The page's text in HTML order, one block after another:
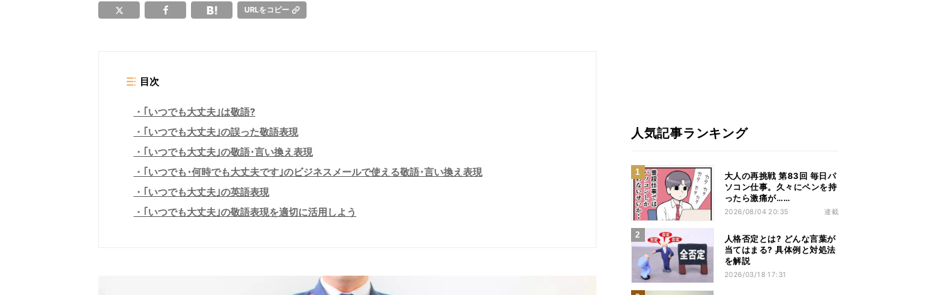
URLをコピー
目次
｢いつでも大丈夫｣は敬語?
｢いつでも大丈夫｣の誤った敬語表現
｢いつでも大丈夫｣の敬語･言い換え表現
｢いつでも･何時でも大丈夫です｣のビジネスメールで使える敬語･言い換え表現
｢いつでも大丈夫｣の英語表現
｢いつでも大丈夫｣の敬語表現を適切に活用しよう
人気記事ランキング
大人の再挑戦 第83回 毎日パ
ソコン仕事。久々にペンを持
ったら激痛が……
2026/08/04 20:35 連載
人格否定とは? どんな言葉が
当てはまる? 具体例と対処法
を解説
2026/03/18 17:31